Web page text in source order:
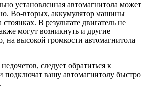
установленная автомагнитола может
Во-вторых, аккумулятор машины
В результате двигатель не
могут возникнуть и другие
высокой громкости автомагнитола
следует обратиться к
подключат вашу автомагнитолу быстро